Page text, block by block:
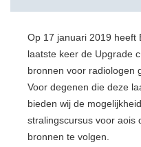
Op 17 januari 2019 heeft
laatste keer de Upgrade
bronnen voor radiologen
Voor degenen die deze
bieden wij de
stralingscursus voor aois
bronnen te volgen.